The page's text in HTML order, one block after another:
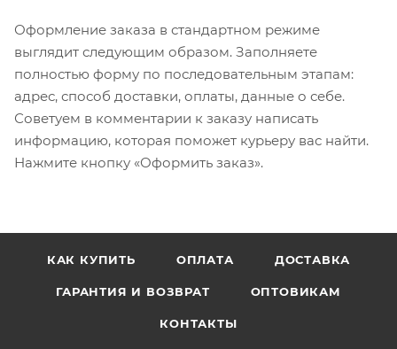
Оформление заказа в стандартном режиме
выглядит следующим образом. Заполняете
полностью форму по последовательным этапам:
адрес, способ доставки, оплаты, данные о себе.
Советуем в комментарии к заказу написать
информацию, которая поможет курьеру вас найти.
Нажмите кнопку «Оформить заказ».
КАК КУПИТЬ ОПЛАТА ДОСТАВКА
ГАРАНТИЯ И ВОЗВРАТ ОПТОВИКАМ
КОНТАКТЫ